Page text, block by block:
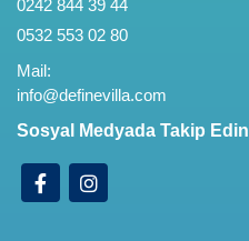
0242 844 39 44
0532 553 02 80
Mail:
info@definevilla.com
Sosyal Medyada Takip Edin